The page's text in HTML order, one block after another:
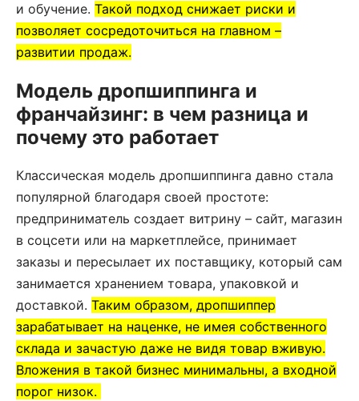
и обучение. Такой подход снижает риски и
позволяет сосредоточиться на главном –
развитии продаж.
Модель дропшиппинга и
франчайзинг: в чем разница и
почему это работает
Классическая модель дропшиппинга давно стала
популярной благодаря своей простоте:
предприниматель создает витрину – сайт, магазин
в соцсети или на маркетплейсе, принимает
заказы и пересылает их поставщику, который сам
занимается хранением товара, упаковкой и
доставкой. Таким образом, дропшиппер
зарабатывает на наценке, не имея собственного
склада и зачастую даже не видя товар вживую.
Вложения в такой бизнес минимальны, а входной
порог низок.